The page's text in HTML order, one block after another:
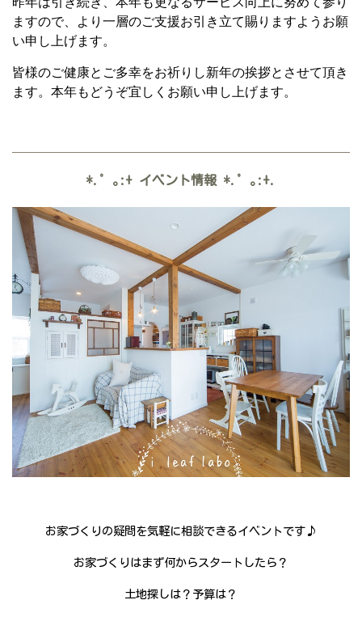
ますので、より一層のご支援お引き立て賜りますようお願
い申し上げます。
皆様のご健康とご多幸をお祈りし新年の挨拶とさせて頂き
ます。本年もどうぞ宜しくお願い申し上げます。
*.゜｡:+ イベント情報 *.゜｡:+.
お家づくりの疑問を気軽に相談できるイベントです♪
お家づくりはまず何からスタートしたら？
土地探しは？予算は？